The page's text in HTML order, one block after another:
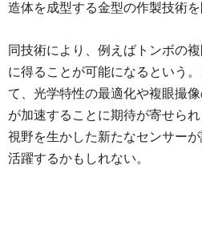
造体を成型する金型の作製技術を
同技術により、例えばトンボの
に得ることが可能になるという
て、光学特性の最適化や複眼撮
が加速することに期待が寄せら
視野を生かした新たなセンサー
活躍するかもしれない。